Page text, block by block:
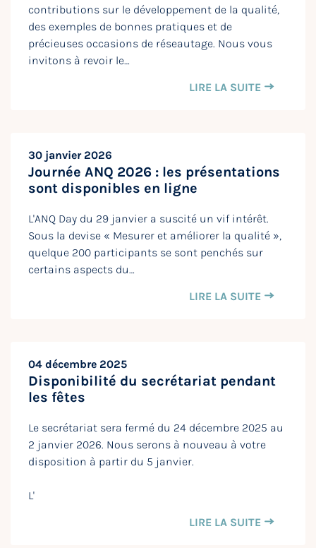
contributions sur le développement de la qualité,
des exemples de bonnes pratiques et de
précieuses occasions de réseautage. Nous vous
invitons à revoir le…
LIRE LA SUITE
30 janvier 2026
Journée ANQ 2026 : les présentations
sont disponibles en ligne
L'ANQ Day du 29 janvier a suscité un vif intérêt.
Sous la devise « Mesurer et améliorer la qualité »,
quelque 200 participants se sont penchés sur
certains aspects du…
LIRE LA SUITE
04 décembre 2025
Disponibilité du secrétariat pendant
les fêtes
Le secrétariat sera fermé du 24 décembre 2025 au
2 janvier 2026. Nous serons à nouveau à votre
disposition à partir du 5 janvier.
L'
LIRE LA SUITE